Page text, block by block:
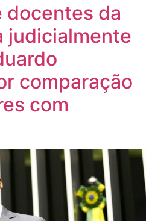
docentes da
judicialmente
comparação
com